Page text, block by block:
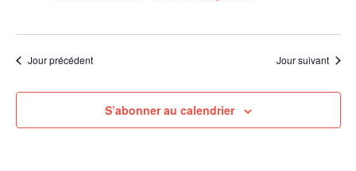
Jour précédent Jour suivant
S’abonner au calendrier